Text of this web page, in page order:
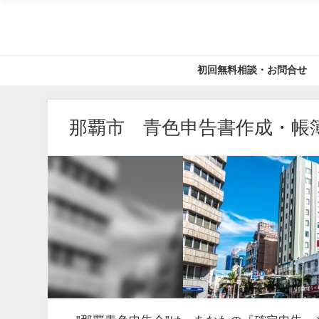
初回無料相談・お問合せ
那覇市 青色申告書作成・帳